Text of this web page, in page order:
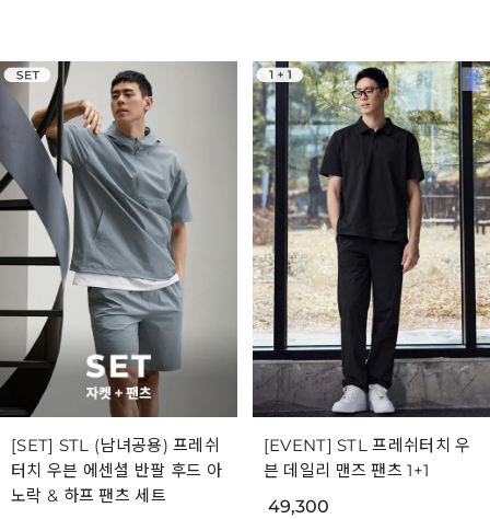
[SET] STL (남녀공용) 프레쉬
터치 우븐 에센셜 반팔 후드 아
노락 & 하프 팬츠 세트
[EVENT] STL 프레쉬터치 우
븐 데일리 맨즈 팬츠 1+1
49,300